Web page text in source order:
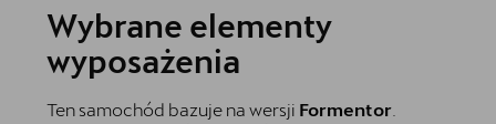
Wybrane elementy
wyposażenia
Ten samochód bazuje na wersji Formentor